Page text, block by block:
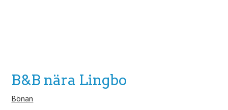
B&B nära Lingbo
Bönan